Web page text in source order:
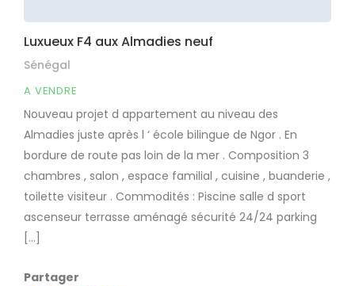
Luxueux F4 aux Almadies neuf
Sénégal
A VENDRE
Nouveau projet d appartement au niveau des
Almadies juste après l ‘ école bilingue de Ngor . En
bordure de route pas loin de la mer . Composition 3
chambres , salon , espace familial , cuisine , buanderie ,
toilette visiteur . Commodités : Piscine salle d sport
ascenseur terrasse aménagé sécurité 24/24 parking
[…]
Partager